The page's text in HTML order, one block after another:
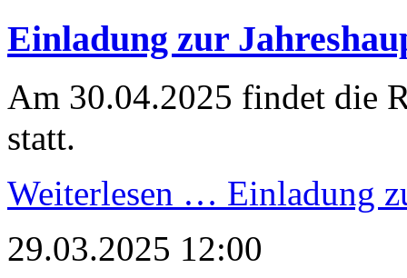
Einladung zur
Am 30.04.2025 findet die
statt.
Weiterlesen … Einladung
29.03.2025 12:00